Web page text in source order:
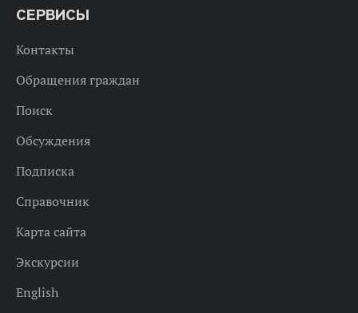
СЕРВИСЫ
Контакты
Обращения граждан
Поиск
Обсуждения
Подписка
Справочник
Карта сайта
Экскурсии
English